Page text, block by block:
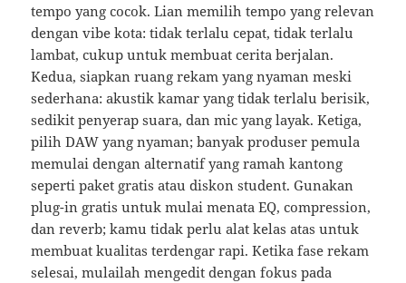
tempo yang cocok. Lian memilih tempo yang relevan
dengan vibe kota: tidak terlalu cepat, tidak terlalu
lambat, cukup untuk membuat cerita berjalan.
Kedua, siapkan ruang rekam yang nyaman meski
sederhana: akustik kamar yang tidak terlalu berisik,
sedikit penyerap suara, dan mic yang layak. Ketiga,
pilih DAW yang nyaman; banyak produser pemula
memulai dengan alternatif yang ramah kantong
seperti paket gratis atau diskon student. Gunakan
plug-in gratis untuk mulai menata EQ, compression,
dan reverb; kamu tidak perlu alat kelas atas untuk
membuat kualitas terdengar rapi. Ketika fase rekam
selesai, mulailah mengedit dengan fokus pada